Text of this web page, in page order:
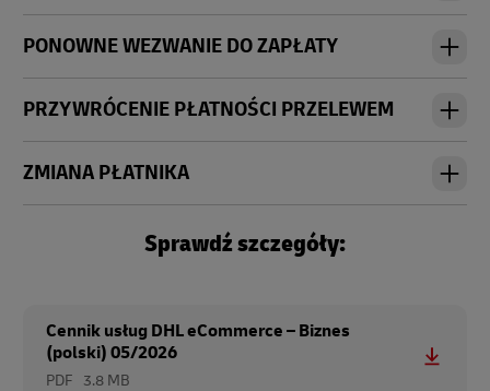
PONOWNE WEZWANIE DO ZAPŁATY
PRZYWRÓCENIE PŁATNOŚCI PRZELEWEM
ZMIANA PŁATNIKA
Sprawdź szczegóły:
Cennik usług DHL eCommerce – Biznes
(polski) 05/2026
PDF 3.8 MB